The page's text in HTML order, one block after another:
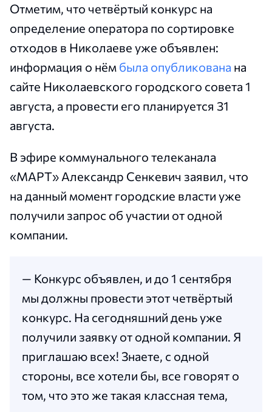
Отметим, что четвёртый конкурс на
определение оператора по сортировке
отходов в Николаеве уже объявлен:
информация о нём была опубликована на
сайте Николаевского городского совета 1
августа, а провести его планируется 31
августа.
В эфире коммунального телеканала
«МАРТ» Александр Сенкевич заявил, что
на данный момент городские власти уже
получили запрос об участии от одной
компании.
— Конкурс объявлен, и до 1 сентября
мы должны провести этот четвёртый
конкурс. На сегодняшний день уже
получили заявку от одной компании. Я
приглашаю всех! Знаете, с одной
стороны, все хотели бы, все говорят о
том, что это же такая классная тема,